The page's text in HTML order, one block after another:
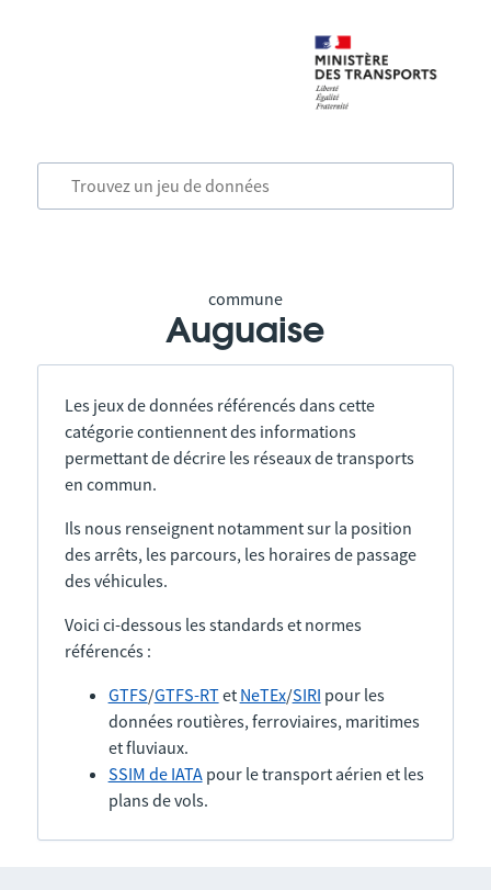
commune
Auguaise
Les jeux de données référencés dans cette
catégorie contiennent des informations
permettant de décrire les réseaux de transports
en commun.
Ils nous renseignent notamment sur la position
des arrêts, les parcours, les horaires de passage
des véhicules.
Voici ci-dessous les standards et normes
référencés :
GTFS/GTFS-RTet NeTEx/SIRI pour les
données routières, ferroviaires, maritimes
et fluviaux.
SSIM de IATApour le transport aérien et les
plans de vols.